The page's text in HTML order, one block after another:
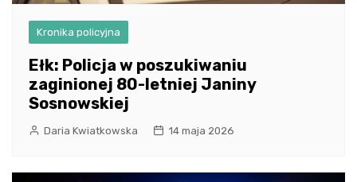
Kronika policyjna
Ełk: Policja w poszukiwaniu
zaginionej 80-letniej Janiny
Sosnowskiej
Daria Kwiatkowska 14 maja 2026